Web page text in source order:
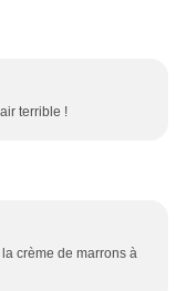
terrible !
la crème de marrons à